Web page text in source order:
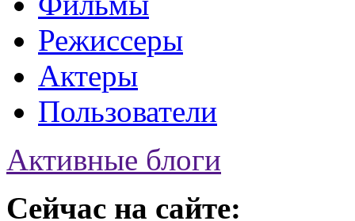
Режиссеры
Актеры
Пользователи
Активные блоги
Сейчас на сайте: